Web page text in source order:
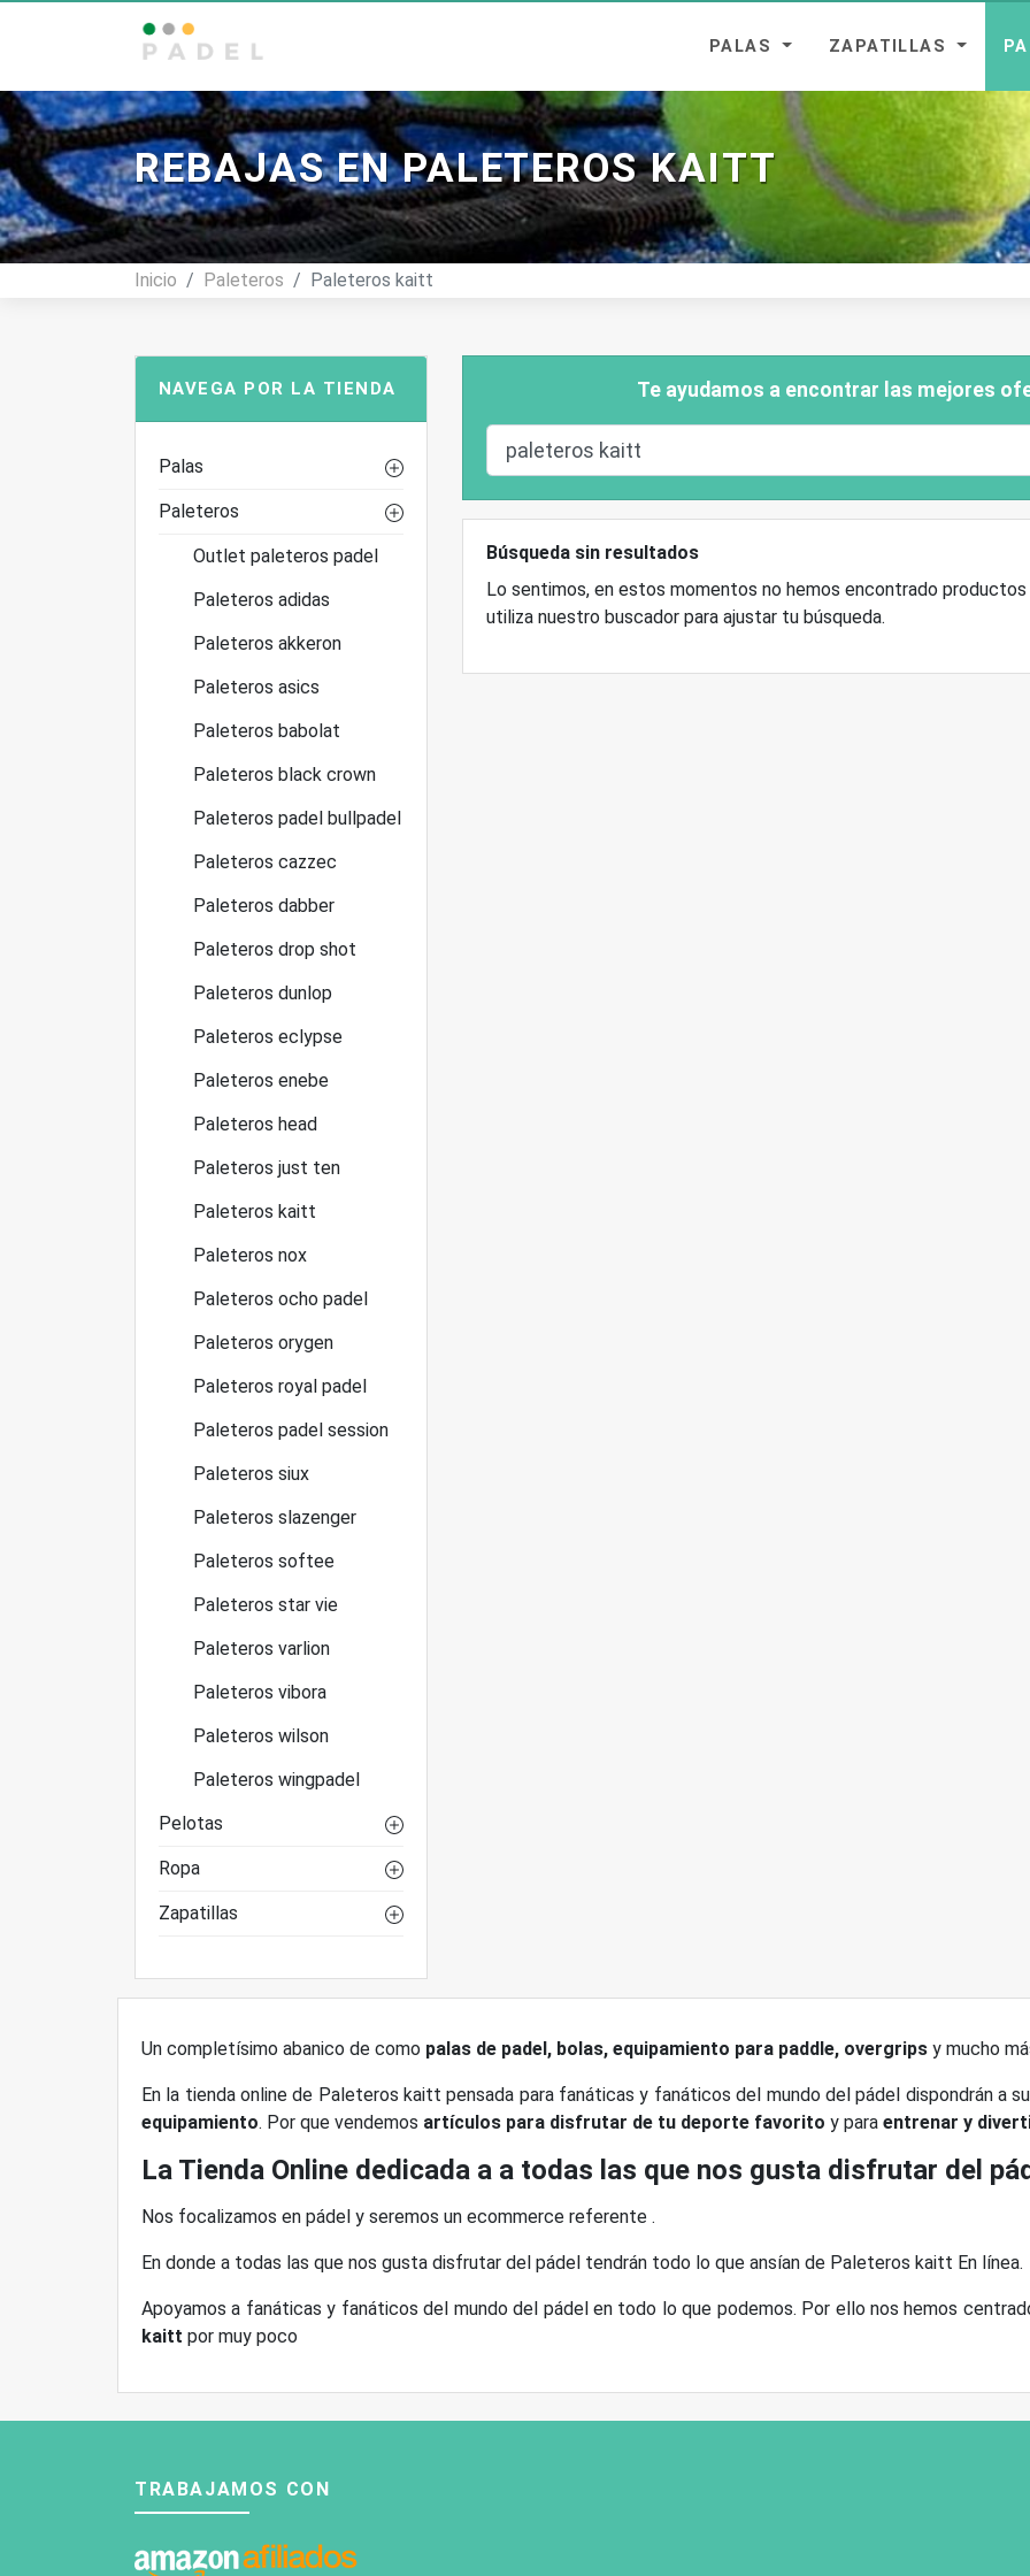
PALAS ZAPATILLAS
REBAJAS EN PALETEROS KAITT
Inicio Paleteros Paleteros kaitt
NAVEGA POR LA TIENDA
Palas
Paleteros
Outlet paleteros padel
Paleteros adidas
Paleteros akkeron
Paleteros asics
Paleteros babolat
Paleteros black crown
Paleteros padel bullpadel
Paleteros cazzec
Paleteros dabber
Paleteros drop shot
Paleteros dunlop
Paleteros eclypse
Paleteros enebe
Paleteros head
Paleteros just ten
Paleteros kaitt
Paleteros nox
Paleteros ocho padel
Paleteros orygen
Paleteros royal padel
Paleteros padel session
Paleteros siux
Paleteros slazenger
Paleteros softee
Paleteros star vie
Paleteros varlion
Paleteros vibora
Paleteros wilson
Paleteros wingpadel
Pelotas
Ropa
Zapatillas
Te ayudamos a encontrar las mejores
Búsqueda sin resultados
Lo sentimos, en estos momentos no hemos encontrado
utiliza nuestro buscador para ajustar tu búsqueda.
Un completísimo abanico de como palas de padel, bolas, equipamiento para paddle, overgrips y mucho
En la tienda online de Paleteros kaitt pensada para fanáticas y fanáticos del mundo del pádel dispondrán a
equipamiento. Por que vendemos artículos para disfrutar de tu deporte favorito y para entrenar y
La Tienda Online dedicada a a todas las que nos gusta disfrutar del
Nos focalizamos en pádel y seremos un ecommerce referente .
En donde a todas las que nos gusta disfrutar del pádel tendrán todo lo que ansían de Paleteros kaitt En línea.
Apoyamos a fanáticas y fanáticos del mundo del pádel en todo lo que podemos. Por ello nos hemos
kaitt por muy poco
TRABAJAMOS CON